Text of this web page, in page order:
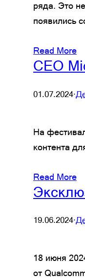
ряда. Это
появились
Read More
CEO
01.07.2024·
На
контента
Read More
19.06.2024·
18 июня
от